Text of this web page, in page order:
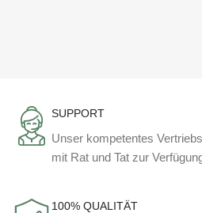
SUPPORT
Unser kompetentes
mit Rat und Tat zur
100% QUALITÄT